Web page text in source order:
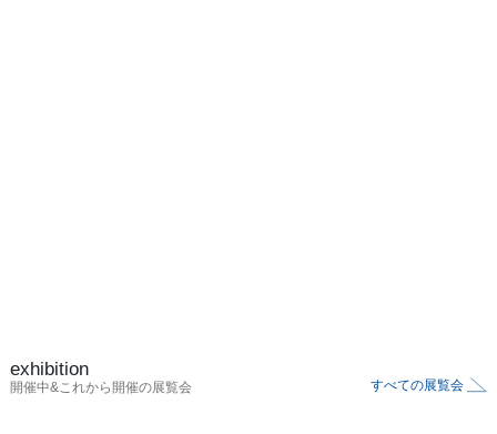
exhibition
開催中&これから開催の展覧会 すべての展覧会